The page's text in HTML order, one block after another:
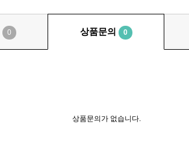
0 상품문의 0
상품문의가 없습니다.